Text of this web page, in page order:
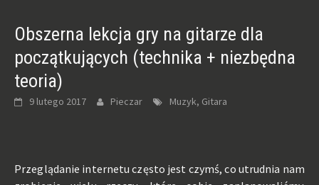
Obszerna lekcja gry na gitarze dla
początkujących (technika + niezbędna
teoria)
9 lutego 2017 Pieczar Muzyk, Gitara
Przeglądanie internetu często jest czymś, co utrudnia nam